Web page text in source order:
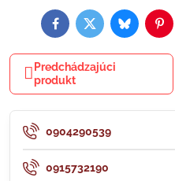
FacebookTwitterBluesky
Predchádzajúci
produkt
0904290539
0915732190